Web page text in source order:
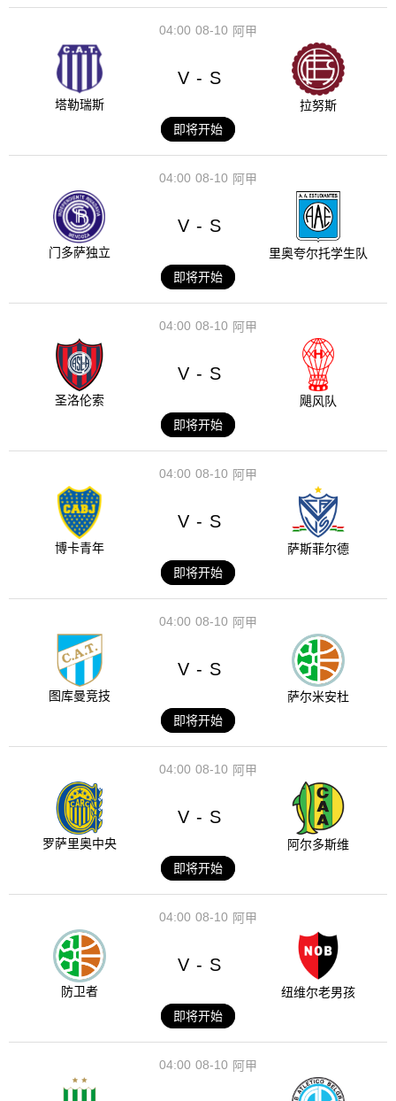
08-10
04:00 阿甲
塔勒瑞斯
V - S
拉努斯
即将开始
08-10
04:00 阿甲
门多萨独立
V - S
里奥夸尔托学生队
即将开始
08-10
04:00 阿甲
圣洛伦索
V - S
飓风队
即将开始
08-10
04:00 阿甲
博卡青年
V - S
萨斯菲尔德
即将开始
08-10
04:00 阿甲
图库曼竞技
V - S
萨尔米安杜
即将开始
08-10
04:00 阿甲
罗萨里奥中央
V - S
阿尔多斯维
即将开始
08-10
04:00 阿甲
防卫者
V - S
纽维尔老男孩
即将开始
08-10
04:00 阿甲